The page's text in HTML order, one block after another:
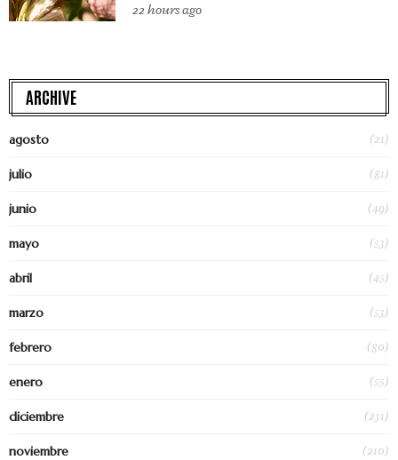
22 hours ago
ARCHIVE
agosto (21)
julio (81)
junio (49)
mayo (53)
abril (45)
marzo (53)
febrero (80)
enero (55)
diciembre (231)
noviembre (210)